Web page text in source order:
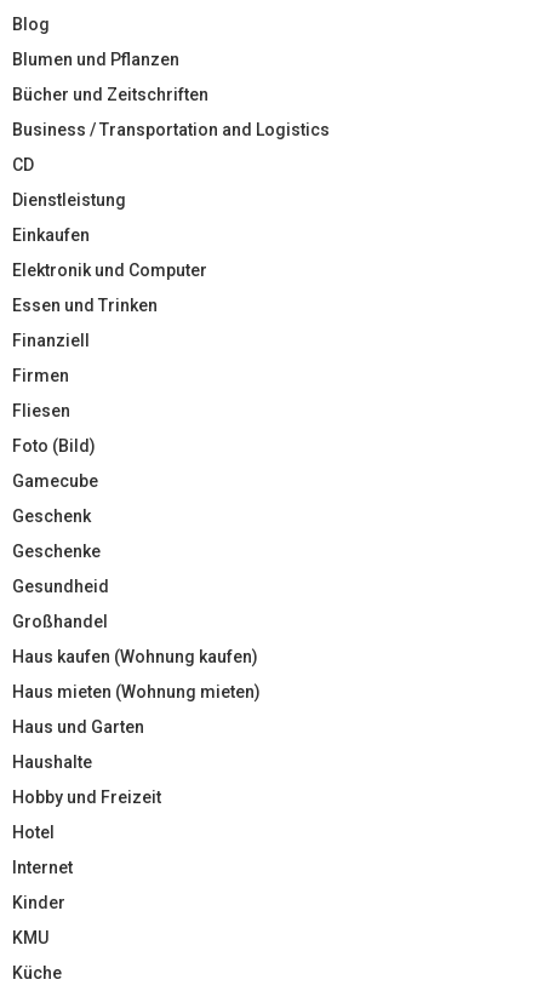
Blog
Blumen und Pflanzen
Bücher und Zeitschriften
Business / Transportation and Logistics
CD
Dienstleistung
Einkaufen
Elektronik und Computer
Essen und Trinken
Finanziell
Firmen
Fliesen
Foto (Bild)
Gamecube
Geschenk
Geschenke
Gesundheid
Großhandel
Haus kaufen (Wohnung kaufen)
Haus mieten (Wohnung mieten)
Haus und Garten
Haushalte
Hobby und Freizeit
Hotel
Internet
Kinder
KMU
Küche